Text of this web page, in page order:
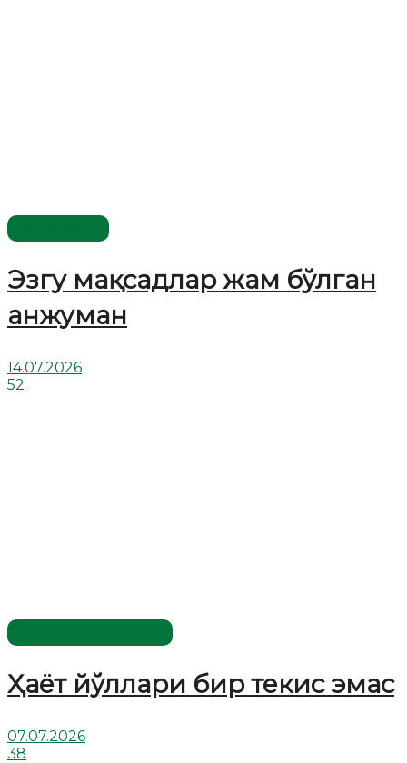
Эзгу мақсадлар жам бўлган
анжуман
14.07.2026
52
Ҳаёт йўллари бир текис эмас
07.07.2026
38